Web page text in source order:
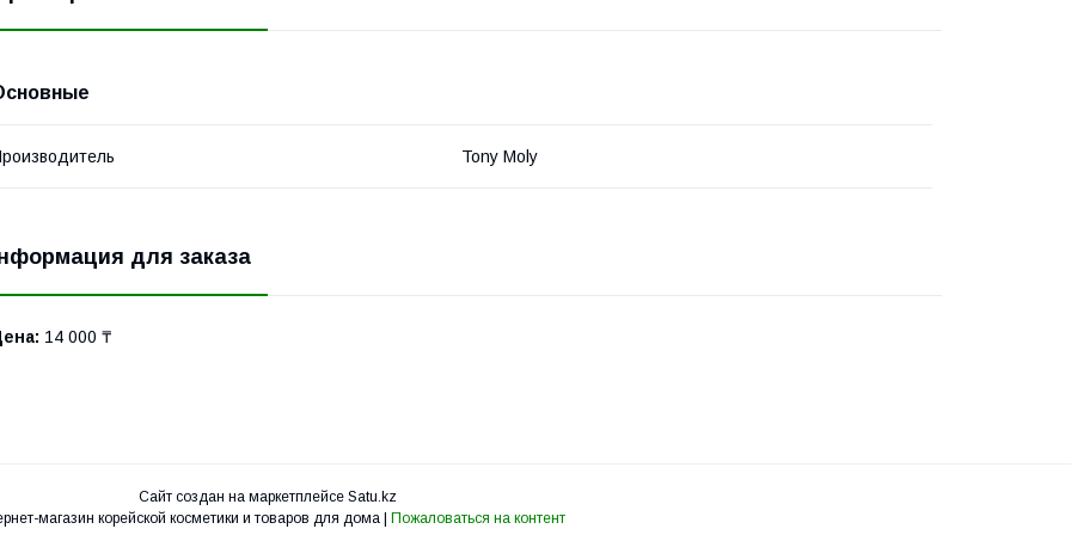
Tony Moly
для заказа
14 000 ₸
Сайт создан на маркетплейсе Satu.kz
Пожаловаться на контент